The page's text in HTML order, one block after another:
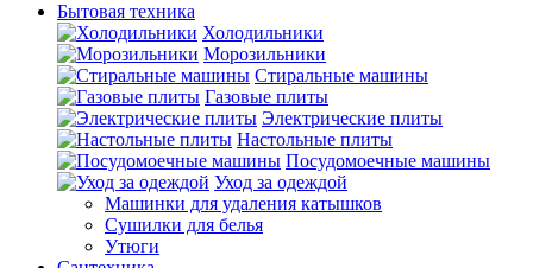
Бытовая техника
Холодильники
Морозильники
Стиральные машины
Газовые плиты
Электрические плиты
Настольные плиты
Посудомоечные машины
Уход за одеждой
Машинки для удаления катышков
Сушилки для белья
Утюги